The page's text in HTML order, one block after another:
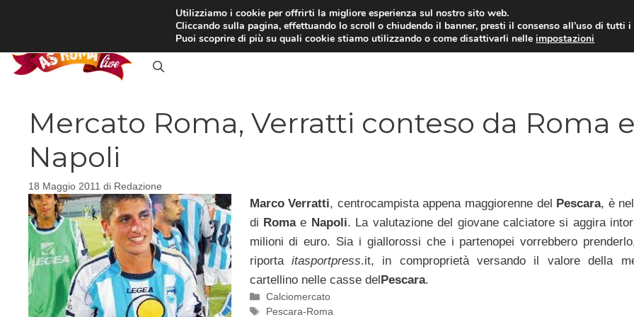
RASSEGNA STAMPA INTERVISTE CALCIOMERCATO CAMPIONATO
Mercato Roma, Verratti conteso da Roma e
Napoli
18 Maggio 2011 di Redazione
Marco Verratti, centrocampista appena maggiorenne del Pescara, è
di Romae Napoli. La valutazione del giovane calciatore si aggira
milioni di euro. Sia i giallorossi che i partenopei vorrebbero
riporta itasportpress.it, in comproprietà versando il valore della
cartellino nelle casse del Pescara.
Categorie
Calciomercato
Tag
Pescara-Roma
Utilizziamo i cookie per offrirti la migliore esperienza sul nostro sito web.
Cliccando sulla pagina, effettuando lo scroll o chiudendo il banner, presti il consenso all’uso di tutti i
Puoi scoprire di più su quali cookie stiamo utilizzando o come disattivarli nelleimpostazioni